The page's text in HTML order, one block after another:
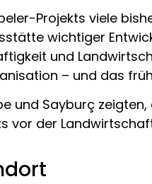
Projekts viele
wichtiger
und
– und das
und Sayburç
vor der